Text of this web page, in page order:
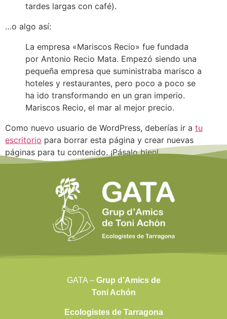
tardes largas con café).
…o algo así:
La empresa «Mariscos Recio» fue fundada
por Antonio Recio Mata. Empezó siendo una
pequeña empresa que suministraba marisco a
hoteles y restaurantes, pero poco a poco se
ha ido transformando en un gran imperio.
Mariscos Recio, el mar al mejor precio.
Como nuevo usuario de WordPress, deberías ir a tu
escritorio para borrar esta página y crear nuevas
páginas para tu contenido. ¡Pásalo bien!
GATA – Grup d’Amics de
Toni Achón
Ecologistes de Tarragona